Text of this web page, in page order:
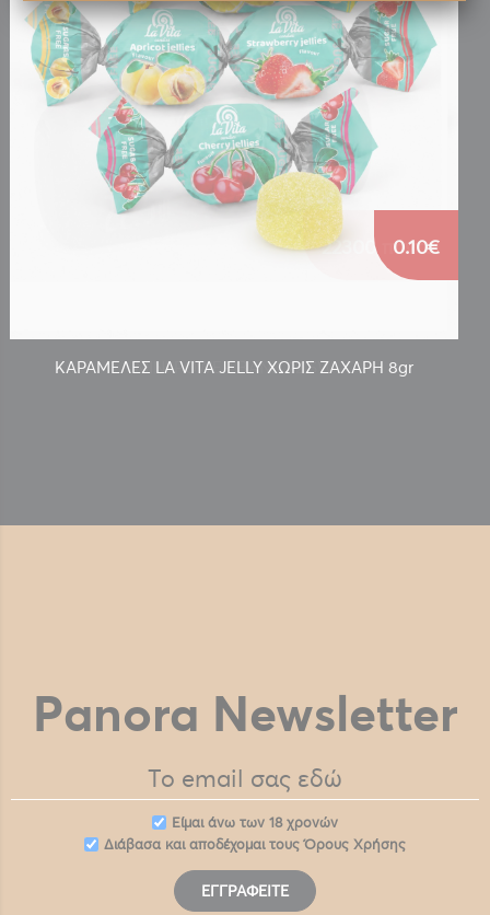
ΚΑΡΑΜΕΛΕΣ LA VITA JELLY ΧΩΡΙΣ ΖΑΧΑΡΗ 8gr
0.10€
Panora Newsletter
Eίμαι άνω των 18 χρονών
Διάβασα και αποδέχομαι τουςΌρους Χρήσης
ΕΓΓΡΑΦΕΊΤΕ